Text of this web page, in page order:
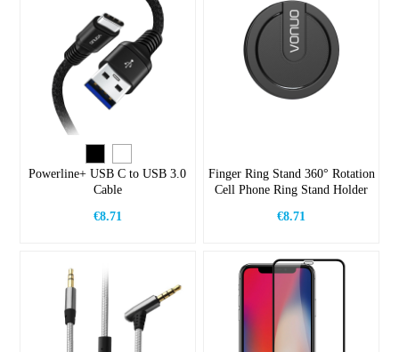
Powerline+ USB C to USB 3.0
Cable
€8.71
Finger Ring Stand 360° Rotation
Cell Phone Ring Stand Holder
€8.71